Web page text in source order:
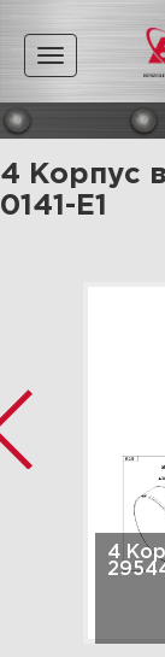
Toggle
navigation
4 Корпус
0141-E1
4